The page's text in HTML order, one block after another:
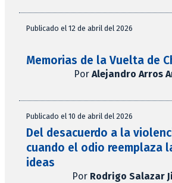
Publicado el 12 de abril del 2026
Memorias de la Vuelta de
Por Alejandro Arros
Publicado el 10 de abril del 2026
Del desacuerdo a la
cuando el odio reemplaza
ideas
Por Rodrigo Salazar